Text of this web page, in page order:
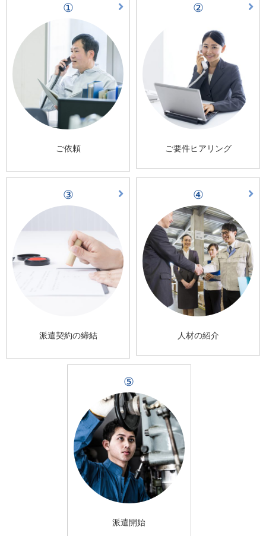
①
ご依頼
②
ご要件ヒアリング
③
派遣契約の締結
④
人材の紹介
⑤
派遣開始